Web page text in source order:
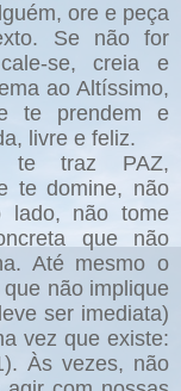
ore e peça
Se não for
se, creia e
ao Altíssimo,
te prendem e
livre e feliz.
te traz PAZ,
te domine, não
lado, não tome
que não
Até mesmo o
não implique
ser imediata)
vez que existe:
Às vezes, não